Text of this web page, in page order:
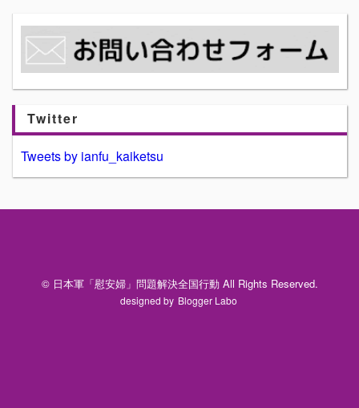
Twitter
Tweets by ianfu_kaiketsu
© 日本軍「慰安婦」問題解決全国行動 All Rights Reserved.
designed by Blogger Labo